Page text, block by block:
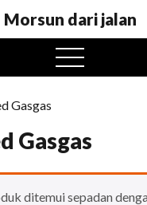
Morsun dari jalan
Buka
menu
Gasgas
Gasgas
ditemui sepadan